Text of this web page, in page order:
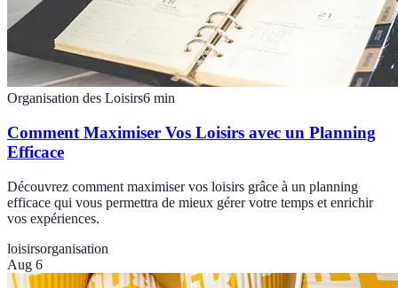
Organisation des Loisirs6 min
Comment Maximiser Vos Loisirs avec un Planning
Efficace
Découvrez comment maximiser vos loisirs grâce à un planning
efficace qui vous permettra de mieux gérer votre temps et enrichir
vos expériences.
loisirsorganisation
Aug 6